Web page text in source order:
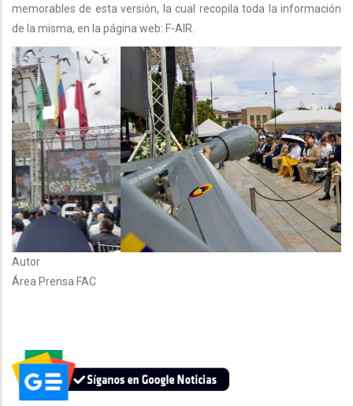
memorables de esta versión, la cual recopila toda la información
de la misma, en la página web: F-AIR.
Autor
Área Prensa FAC